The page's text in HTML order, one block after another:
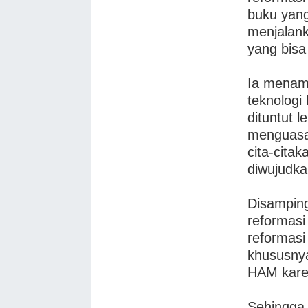
buku
yang
Ia
teknologi
dituntut
cita-
HAM